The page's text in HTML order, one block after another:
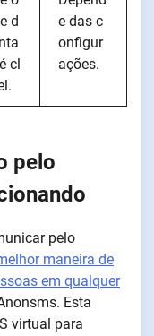
d
cl
e das c
onfigur
ações.
pelo
pelo
maneira de
em qualquer
Esta
virtual para